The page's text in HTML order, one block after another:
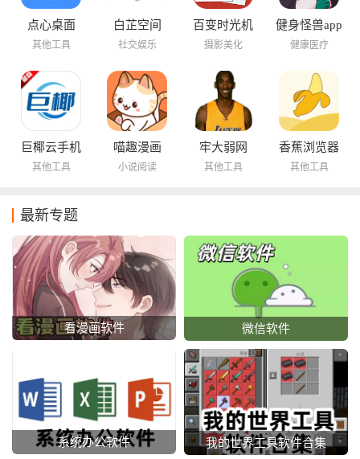
点心桌面
其他工具
白芷空间
社交娱乐
百变时光机
摄影美化
健身怪兽app
健康医疗
巨椰云手机
其他工具
喵趣漫画
小说阅读
牢大弱网
其他工具
香蕉浏览器
其他工具
最新专题
看漫画软件 微信软件
系统办公软件 我的世界工具软件合集